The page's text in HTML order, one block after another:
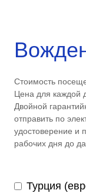
Стоимость
Цена для каждой
Двойной
отправить по
удостоверение и
рабочих дня до
Турция